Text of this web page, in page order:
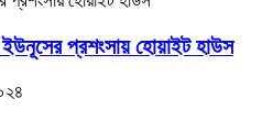
ইউনূসের প্রশংসায় হোয়াইট হাউস